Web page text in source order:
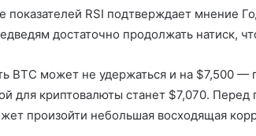
показателей RSI подтверждает мнение
достаточно продолжать натиск,
BTC может не удержаться и на $7,500 —
для криптовалюты станет $7,070.
произойти небольшая восходящая